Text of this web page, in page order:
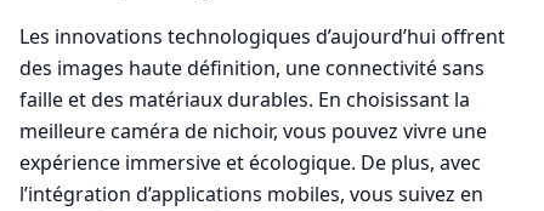
Les innovations technologiques d’aujourd’hui offrent
des images haute définition, une connectivité sans
faille et des matériaux durables. En choisissant la
meilleure caméra de nichoir, vous pouvez vivre une
expérience immersive et écologique. De plus, avec
l’intégration d’applications mobiles, vous suivez en